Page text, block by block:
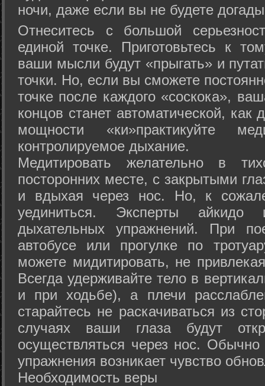
ночи, даже если вы не будете
Отнеситесь с большой
единой точке. Приготовьтесь к
ваши мысли будут «прыгать» и
точки. Но, если вы сможете
точке после каждого «соскока»,
концов станет автоматической,
мощности «ки»практикуйте
контролируемое дыхание.
Медитировать желательно в
посторонних месте, с закрытыми
и вдыхая через нос. Но, к
уединиться. Эксперты айкидо
дыхательных упражнений. При
автобусе или прогулке по
можете мидитировать, не
Всегда удерживайте тело в
и при ходьбе), а плечи
старайтесь не раскачиваться из
случаях ваши глаза будут
осуществляться через нос. Обычно
упражнения возникает чувство
Необходимость веры